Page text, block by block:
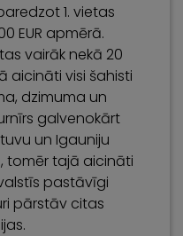
1. vietas
EUR apmērā.
vairāk nekā 20
aicināti visi šahisti
dzimuma un
galvenokārt
un Igauniju
tomēr tajā aicināti
pastāvīgi
pārstāv citas